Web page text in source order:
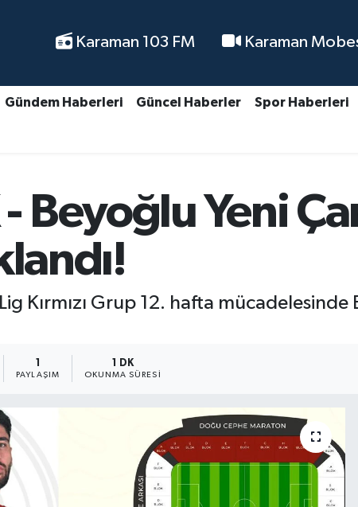
Karaman 103 FM Karaman
Gündem Haberleri Güncel Haberler Spor Haberleri
Beyoğlu Yeni
Kırmızı Grup 12. hafta mücadelesinde
1
PAYLAŞIM
1 DK
OKUNMA SÜRESI